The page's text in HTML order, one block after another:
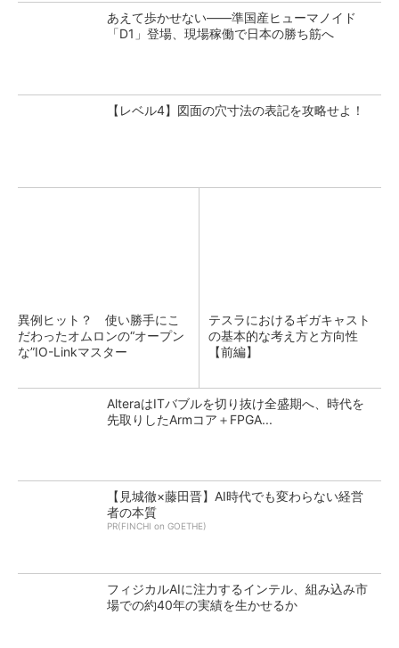
あえて歩かせない――準国産ヒューマノイド
「D1」登場、現場稼働で日本の勝ち筋へ
【レベル4】図面の穴寸法の表記を攻略せよ！
異例ヒット？ 使い勝手にこ
だわったオムロンの“オープン
な”IO-Linkマスター
テスラにおけるギガキャスト
の基本的な考え方と方向性
【前編】
AlteraはITバブルを切り抜け全盛期へ、時代を
先取りしたArmコア＋FPGA...
【見城徹×藤田晋】AI時代でも変わらない経営
者の本質
PR(FINCHI on GOETHE)
フィジカルAIに注力するインテル、組み込み市
場での約40年の実績を生かせるか